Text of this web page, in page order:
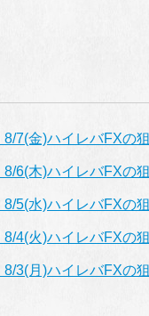
8/7(金)ハイレバFXの
8/6(木)ハイレバFXの
8/5(水)ハイレバFXの
8/4(火)ハイレバFXの
8/3(月)ハイレバFXの